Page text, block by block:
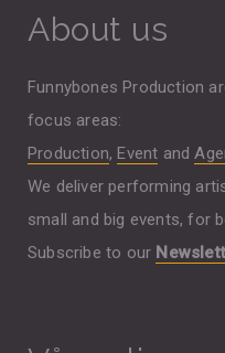
About us
Funnybones Production
focus areas:
Production, Event and
We deliver performing
small and big events, for
Subscribe to our